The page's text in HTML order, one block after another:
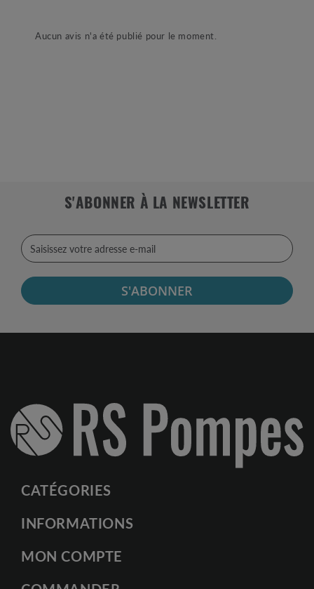
Aucun avis n'a été publié pour le moment.
S'ABONNER À LA NEWSLETTER
S'ABONNER
CATÉGORIES
INFORMATIONS
MON COMPTE